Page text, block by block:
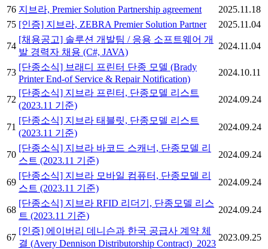
76 지브라, Premier Solution Partnership agreement
2025.11.18
75 [인증] 지브라, ZEBRA Premier Solution Partner 2025.11.04
74
[채용공고] 솔루션 개발팀 / 응용 소프트웨어 개
발 경력자 채용 (C#, JAVA)
2024.11.04
73
[단종소식] 브래디 프린터 단종 모델 (Brady
Printer End-of Service & Repair Notification)
2024.10.11
72
[단종소식] 지브라 프린터, 단종모델 리스트
(2023.11 기준)
2024.09.24
71
[단종소식] 지브라 태블릿, 단종모델 리스트
(2023.11 기준)
2024.09.24
70
[단종소식] 지브라 바코드 스캐너, 단종모델 리
스트 (2023.11 기준)
2024.09.24
69
[단종소식] 지브라 모바일 컴퓨터, 단종모델 리
스트 (2023.11 기준)
2024.09.24
68
[단종소식] 지브라 RFID 리더기, 단종모델 리스
트 (2023.11 기준)
2024.09.24
67
[인증] 에이버리 데니슨과 한국 공급사 계약 체
결 (Avery Dennison Distributorship Contract)_2023
2023.09.25